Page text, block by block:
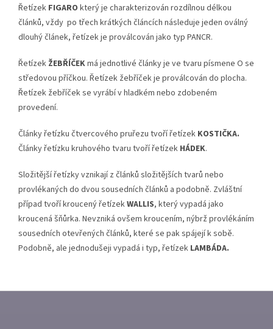
Řetízek FIGARO který je charakterizován rozdílnou délkou
článků, vždy po třech krátkých článcích následuje jeden oválný
dlouhý článek, řetízek je proválcován jako typ PANCR.
Řetízek ŽEBŘÍČEKmá jednotlivé články je ve tvaru písmene O se
středovou příčkou. Řetízek žebříček je proválcován do plocha.
Řetízek žebříček se vyrábí v hladkém nebo zdobeném
provedení.
Články řetízku čtvercového pruřezu tvoří řetízek KOSTIČKA.
Články řetízku kruhového tvaru tvoří řetízek HÁDEK.
Složitější řetízky vznikají z článků složitějších tvarů nebo
provlékaných do dvou sousedních článků a podobně. Zvláštní
případ tvoří kroucený řetízekWALLIS, který vypadá jako
kroucená šňůrka. Nevzniká ovšem kroucením, nýbrž provlékáním
sousedních otevřených článků, které se pak spájejí k sobě.
Podobně, ale jednodušeji vypadá i typ, řetízek LAMBÁDA.